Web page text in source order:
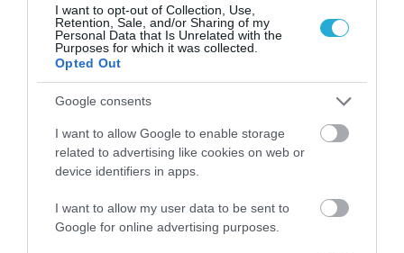
I want to opt-out of Collection, Use,
Retention, Sale, and/or Sharing of my
Personal Data that Is Unrelated with the
Purposes for which it was collected.
Opted Out
Google consents
I want to allow Google to enable storage
related to advertising like cookies on web or
device identifiers in apps.
I want to allow my user data to be sent to
Google for online advertising purposes.
04.08.2026
ΙΕΛΚΑ: Σε ποια προϊόντα αυξήθηκαν και πού
μειώθηκαν οι τιμές στα σούπερ μάρκετ